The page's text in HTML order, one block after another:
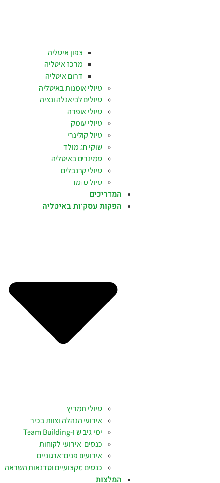
צפון איטליה
מרכז איטליה
דרום איטליה
טיולי אומנות באיטליה
טיולים לביאנלה ונציה
טיולי אופרה
טיולי עומק
טיול קולינרי
שוקי חג מולד
סמינרים באיטליה
טיולי קרנבלים
טיול מזמר
המדריכים
הפקות עסקיות באיטליה
טיולי תמריץ
אירועי הנהלה וצוות בכיר
ימי גיבוש ו-Team Building
כנסים ואירועי לקוחות
אירועים פנים־ארגוניים
כנסים מקצועיים וסדנאות השראה
המלצות